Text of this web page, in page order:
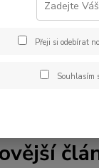
blogu zipsy.cz.
vše, co
také články o
Přeji si odebírat
Souhlasím